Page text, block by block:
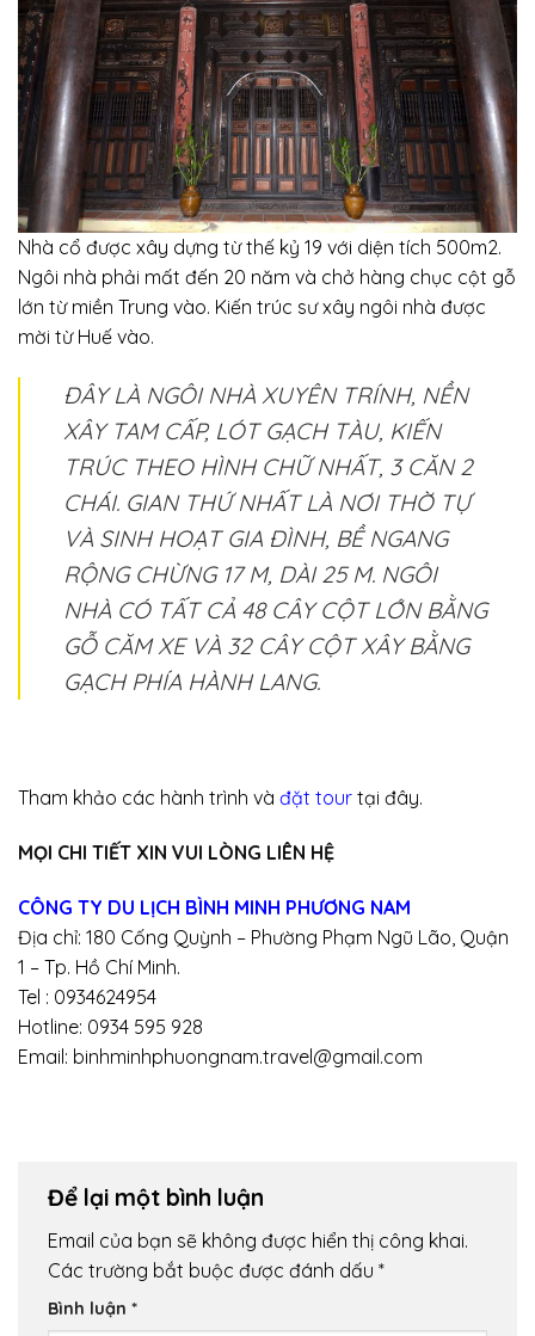
Nhà cổ được xây dựng từ thế kỷ 19 với diện tích 500m2.
Ngôi nhà phải mất đến 20 năm và chở hàng chục cột gỗ
lớn từ miền Trung vào. Kiến trúc sư xây ngôi nhà được
mời từ Huế vào.
ĐÂY LÀ NGÔI NHÀ XUYÊN TRÍNH, NỀN
XÂY TAM CẤP, LÓT GẠCH TÀU, KIẾN
TRÚC THEO HÌNH CHỮ NHẤT, 3 CĂN 2
CHÁI. GIAN THỨ NHẤT LÀ NƠI THỜ TỰ
VÀ SINH HOẠT GIA ĐÌNH, BỀ NGANG
RỘNG CHỪNG 17 M, DÀI 25 M. NGÔI
NHÀ CÓ TẤT CẢ 48 CÂY CỘT LỚN BẰNG
GỖ CĂM XE VÀ 32 CÂY CỘT XÂY BẰNG
GẠCH PHÍA HÀNH LANG.
Tham khảo các hành trình và đặt tour tại đây.
MỌI CHI TIẾT XIN VUI LÒNG LIÊN HỆ
CÔNG TY DU LỊCH BÌNH MINH PHƯƠNG NAM
Địa chỉ: 180 Cống Quỳnh – Phường Phạm Ngũ Lão, Quận
1 – Tp. Hồ Chí Minh.
Tel : 0934624954
Hotline: 0934 595 928
Email: binhminhphuongnam.travel@gmail.com
Để lại một bình luận
Email của bạn sẽ không được hiển thị công khai.
Các trường bắt buộc được đánh dấu *
Bình luận *